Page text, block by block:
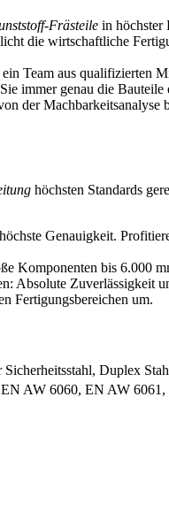
Frästeile in höchster
die wirtschaftliche
Team aus qualifizierten
immer genau die
der
höchsten Standards
Genauigkeit.
Komponenten bis 6.000
Absolute Zuverlässigkeit
Fertigungsbereichen um.
Duplex
AW 6060, EN AW